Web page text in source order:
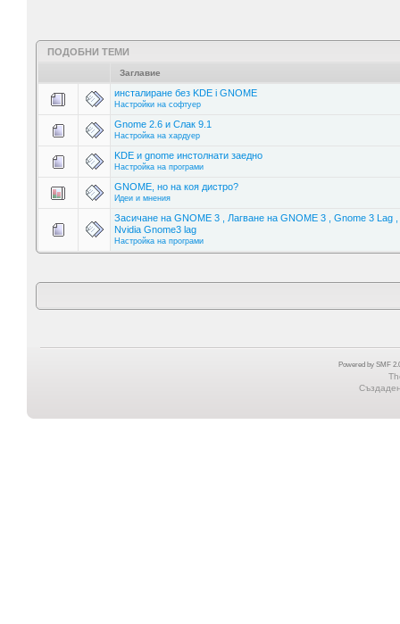
ПОДОБНИ ТЕМИ
Заглавие
инсталиране без KDE i GNOME
Настройки на софтуер
Gnome 2.6 и Слак 9.1
Настройка на хардуер
KDE и gnome инстолнати заедно
Настройка на програми
GNOME, но на коя дистро?
Идеи и мнения
Засичане на GNOME 3 , Лагване на GNOME 3 , Gnome 3 Lag ,
Nvidia Gnome3 lag
Настройка на програми
Powered by SMF